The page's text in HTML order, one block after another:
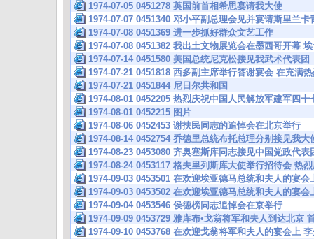
1974-07-05 0451278 英国前首相希思宴请我大使
1974-07-07 0451340 邓小平副总理会见并宴请斯里兰卡
1974-07-08 0451369 进一步抓好群众文艺工作
1974-07-08 0451382 我出土文物展览会在墨西哥开幕
1974-07-14 0451580 美国总统尼克松接见我武术代表团
1974-07-21 0451818 西多副主席举行答谢宴会 在充满
1974-07-21 0451844 尼日尔共和国
1974-08-01 0452205 热烈庆祝中国人民解放军建军四十
1974-08-01 0452215 图片
1974-08-06 0452453 谢扶民同志的追悼会在北京举行
1974-08-14 0452754 乔德里总统布托总理分别接见我大
1974-08-23 0453080 齐奥塞斯库同志接见中国党政代
1974-08-24 0453117 格夫里列斯库大使举行招待会 热
1974-09-03 0453501 在欢迎埃亚德马总统和夫人的宴
1974-09-03 0453502 在欢迎埃亚德马总统和夫人的宴
1974-09-04 0453546 侯德榜同志追悼会在京举行
1974-09-09 0453729 雅库布•戈翁将军和夫人到达北京
1974-09-10 0453768 在欢迎戈翁将军和夫人的宴会上